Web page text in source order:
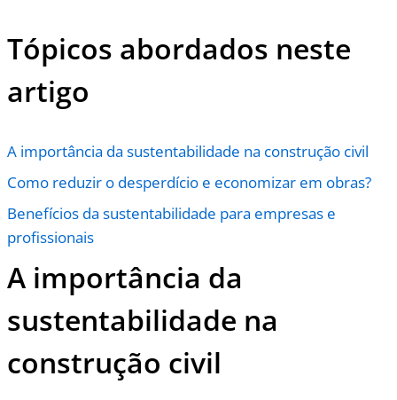
Tópicos abordados neste
artigo
A importância da sustentabilidade na construção civil
Como reduzir o desperdício e economizar em obras?
Benefícios da sustentabilidade para empresas e
profissionais
A importância da
sustentabilidade na
construção civil